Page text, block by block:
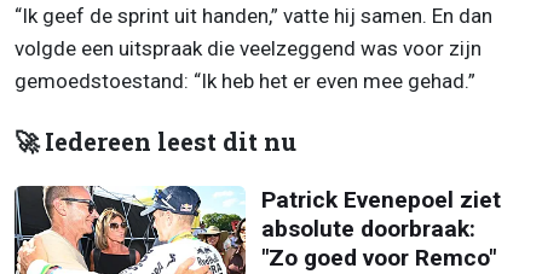
“Ik geef de sprint uit handen,” vatte hij samen. En dan
volgde een uitspraak die veelzeggend was voor zijn
gemoedstoestand: “Ik heb het er even mee gehad.”
🚀 Iedereen leest dit nu
Patrick Evenepoel ziet
absolute doorbraak:
"Zo goed voor Remco"